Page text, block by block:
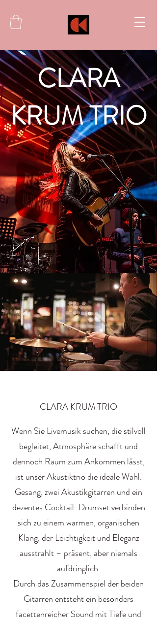
CLARA
KRUM TRIO
CLARA KRUM TRIO
Wenn Sie Livemusik suchen, die stilvoll
begleitet, Atmosphäre schafft und
dennoch Raum zum Ankommen lässt,
ist unser Akustiktrio die ideale Wahl.
Gesang, zwei Akustikgitarren und ein
dezentes Cocktail-Drumset verbinden
sich zu einem warmen, organischen
Klang, der Leichtigkeit und Eleganz
ausstrahlt – präsent, aber niemals
aufdringlich.
Durch das Zusammenspiel der beiden
Gitarren entsteht ein besonders
facettenreicher Sound mit Tiefe und